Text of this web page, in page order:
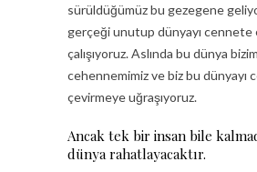
sürüldüğümüz bu gezegene
gerçeği unutup dünyayı cennete
çalışıyoruz. Aslında bu dünya bizim
cehennemimiz ve biz bu dünyayı
çevirmeye uğraşıyoruz.
Ancak tek bir insan bile
dünya rahatlayacaktır.